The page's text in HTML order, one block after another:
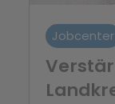
Jobcenter